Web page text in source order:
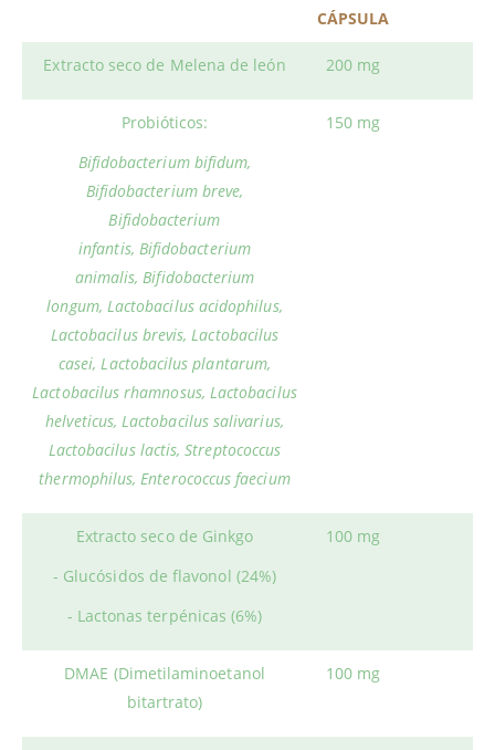
CÁPSULA
Extracto seco de Melena de león 200 mg
Probióticos:
Bifidobacterium bifidum,
Bifidobacterium breve,
Bifidobacterium
infantis, Bifidobacterium
animalis, Bifidobacterium
longum, Lactobacilus acidophilus,
Lactobacilus brevis, Lactobacilus
casei, Lactobacilus plantarum,
Lactobacilus rhamnosus, Lactobacilus
helveticus, Lactobacilus salivarius,
Lactobacilus lactis,Streptococcus
thermophilus, Enterococcus faecium
150 mg
Extracto seco de Ginkgo
- Glucósidos de flavonol (24%)
- Lactonas terpénicas (6%)
100 mg
DMAE (Dimetilaminoetanol
bitartrato)
100 mg